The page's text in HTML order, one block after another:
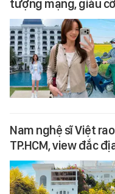
tượng mạng, giàu
Nam nghệ sĩ Việt
TP.HCM, view đắc